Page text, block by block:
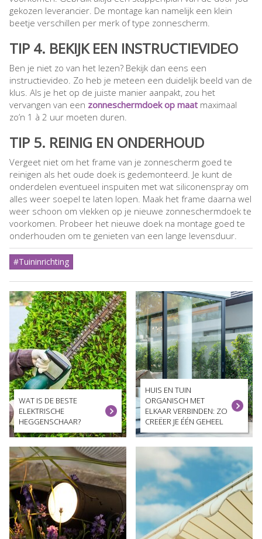
gekozen leverancier. De montage kan namelijk een klein
beetje verschillen per merk of type zonnescherm.
TIP 4. BEKIJK EEN INSTRUCTIEVIDEO
Ben je niet zo van het lezen? Bekijk dan eens een
instructievideo. Zo heb je meteen een duidelijk beeld van de
klus. Als je het op de juiste manier aanpakt, zou het
vervangen van een zonneschermdoek op maat maximaal
zo’n 1 à 2 uur moeten duren.
TIP 5. REINIG EN ONDERHOUD
Vergeet niet om het frame van je zonnescherm goed te
reinigen als het oude doek is gedemonteerd. Je kunt de
onderdelen eventueel inspuiten met wat siliconenspray om
alles weer soepel te laten lopen. Maak het frame daarna wel
weer schoon om vlekken op je nieuwe zonneschermdoek te
voorkomen. Probeer het nieuwe doek na montage goed te
onderhouden om te genieten van een lange levensduur.
#Tuininrichting
WAT IS DE BESTE
ELEKTRISCHE
HEGGENSCHAAR?
HUIS EN TUIN
ORGANISCH MET
ELKAAR VERBINDEN: ZO
CREËER JE ÉÉN GEHEEL